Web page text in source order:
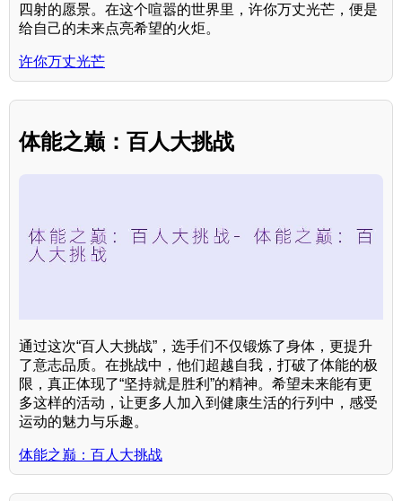
四射的愿景。在这个喧嚣的世界里，许你万丈光芒，便是
给自己的未来点亮希望的火炬。
许你万丈光芒
体能之巅：百人大挑战
通过这次“百人大挑战”，选手们不仅锻炼了身体，更提升
了意志品质。在挑战中，他们超越自我，打破了体能的极
限，真正体现了“坚持就是胜利”的精神。希望未来能有更
多这样的活动，让更多人加入到健康生活的行列中，感受
运动的魅力与乐趣。
体能之巅：百人大挑战